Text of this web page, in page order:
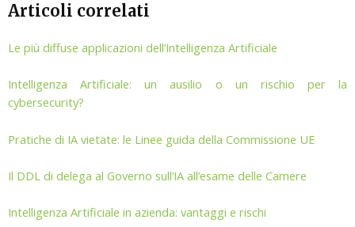
Articoli correlati
Le più diffuse applicazioni dell’Intelligenza Artificiale
Intelligenza Artificiale: un ausilio o un rischio per la
cybersecurity?
Pratiche di IA vietate: le Linee guida della Commissione UE
Il DDL di delega al Governo sull’IA all’esame delle Camere
Intelligenza Artificiale in azienda: vantaggi e rischi